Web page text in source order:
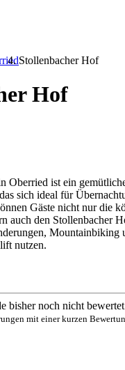
Stollenbacher Hof
Hof
Oberried ist ein
sich ideal für
Gäste nicht nur die
auch den Stollenbacher
Mountainbiking
nutzen.
bisher noch nicht
mit einer kurzen